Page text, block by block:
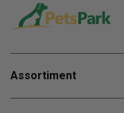
Assortiment